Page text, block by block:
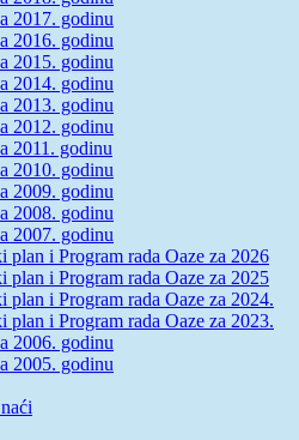
2017. godinu
2016. godinu
2015. godinu
2014. godinu
2013. godinu
2012. godinu
2011. godinu
2010. godinu
2009. godinu
2008. godinu
2007. godinu
plan i Program rada Oaze za 2026
plan i Program rada Oaze za 2025
plan i Program rada Oaze za 2024.
plan i Program rada Oaze za 2023.
2006. godinu
2005. godinu